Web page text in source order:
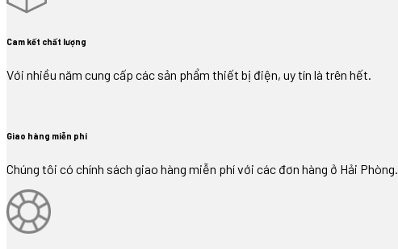
Cam kết chất lượng
Với nhiều năm cung cấp các sản phẩm thiết bị điện, uy tín là trên hết.
Giao hàng miễn phí
Chúng tôi có chính sách giao hàng miễn phí với các đơn hàng ở Hải Phòng.